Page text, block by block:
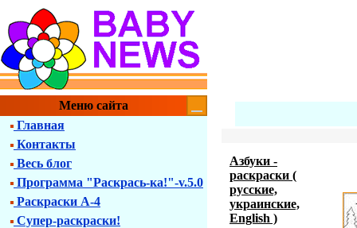
Меню сайта
Главная
Контакты
Весь блог
Программа "Раскрась-ка!"-v.5.0
Раскраски А-4
Супер-раскраски!
Азбуки -
раскраски (
русские,
украинские,
English )